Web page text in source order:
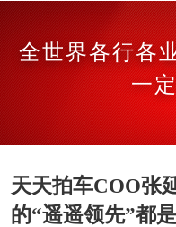
全世界各行各
一
天天拍车COO张
的“遥遥领先”都